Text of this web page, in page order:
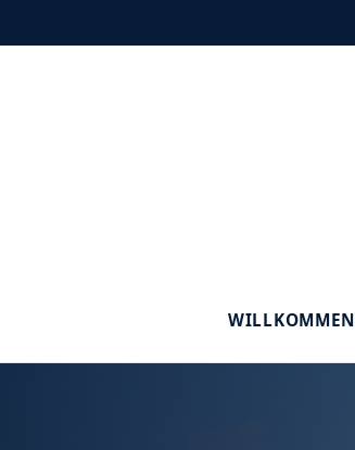
WILLKOMMEN